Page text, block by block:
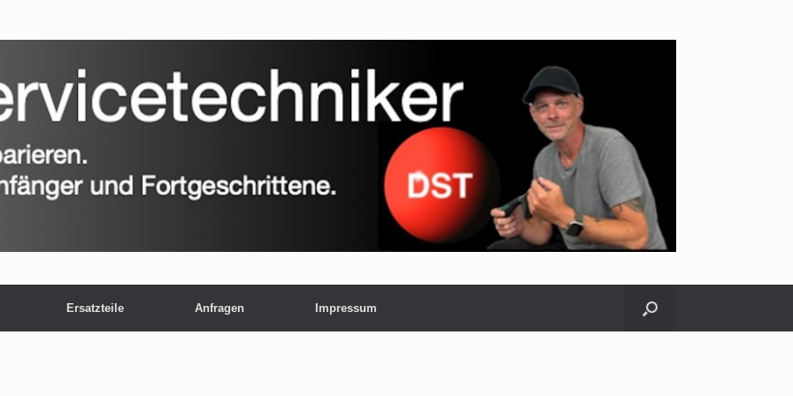
Ersatzteile Anfragen Impressum